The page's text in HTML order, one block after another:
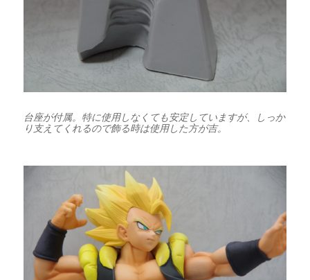
台座が付属。特に使用しなくても安定していますが、しっか
り支えてくれるので飾る時は使用した方が吉。